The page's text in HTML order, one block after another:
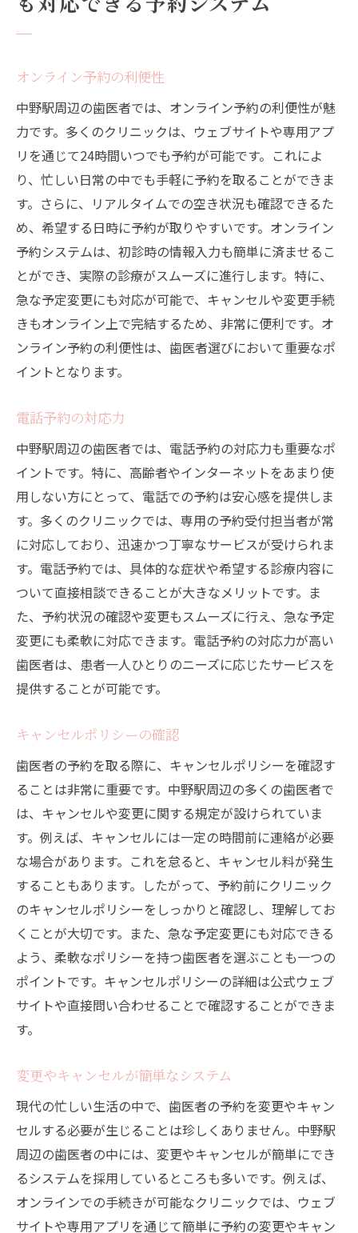
オンライン予約の利便性
中野駅周辺の歯医者では、オンライン予約の利便性が魅
力です。多くのクリニックは、ウェブサイトや専用アプ
リを通じて24時間いつでも予約が可能です。これによ
り、忙しい日常の中でも手軽に予約を取ることができま
す。さらに、リアルタイムでの空き状況も確認できるた
め、希望する日時に予約が取りやすいです。オンライン
予約システムは、初診時の情報入力も簡単に済ませるこ
とができ、実際の診療がスムーズに進行します。特に、
急な予定変更にも対応が可能で、キャンセルや変更手続
きもオンライン上で完結するため、非常に便利です。オ
ンライン予約の利便性は、歯医者選びにおいて重要なポ
イントとなります。
電話予約の対応力
中野駅周辺の歯医者では、電話予約の対応力も重要なポ
イントです。特に、高齢者やインターネットをあまり使
用しない方にとって、電話での予約は安心感を提供しま
す。多くのクリニックでは、専用の予約受付担当者が常
に対応しており、迅速かつ丁寧なサービスが受けられま
す。電話予約では、具体的な症状や希望する診療内容に
ついて直接相談できることが大きなメリットです。ま
た、予約状況の確認や変更もスムーズに行え、急な予定
変更にも柔軟に対応できます。電話予約の対応力が高い
歯医者は、患者一人ひとりのニーズに応じたサービスを
提供することが可能です。
キャンセルポリシーの確認
歯医者の予約を取る際に、キャンセルポリシーを確認す
ることは非常に重要です。中野駅周辺の多くの歯医者で
は、キャンセルや変更に関する規定が設けられていま
す。例えば、キャンセルには一定の時間前に連絡が必要
な場合があります。これを怠ると、キャンセル料が発生
することもあります。したがって、予約前にクリニック
のキャンセルポリシーをしっかりと確認し、理解してお
くことが大切です。また、急な予定変更にも対応できる
よう、柔軟なポリシーを持つ歯医者を選ぶことも一つの
ポイントです。キャンセルポリシーの詳細は公式ウェブ
サイトや直接問い合わせることで確認することができま
す。
変更やキャンセルが簡単なシステム
現代の忙しい生活の中で、歯医者の予約を変更やキャン
セルする必要が生じることは珍しくありません。中野駅
周辺の歯医者の中には、変更やキャンセルが簡単にでき
るシステムを採用しているところも多いです。例えば、
オンラインでの手続きが可能なクリニックでは、ウェブ
サイトや専用アプリを通じて簡単に予約の変更やキャン